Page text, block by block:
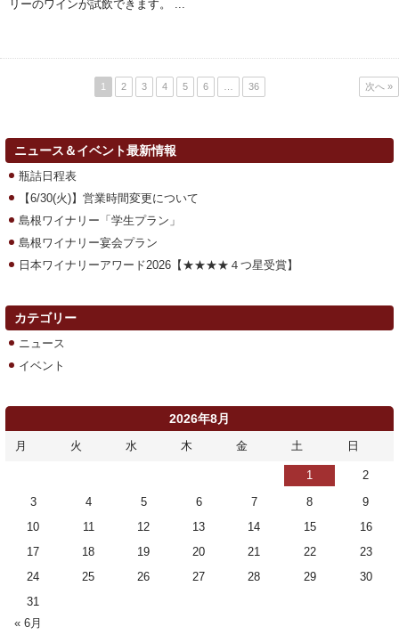
リーのワインが試飲できます。 ...
1 2 3 4 5 6 36 次へ »
ニュース＆イベント最新情報
瓶詰日程表
【6/30(火)】営業時間変更について
島根ワイナリー「学生プラン」
島根ワイナリー宴会プラン
日本ワイナリーアワード2026【★★★★４つ星受賞】
カテゴリー
ニュース
イベント
2026年8月
月 火 水 木 金 土 日
« 6月
1
2
3
4 5 6 7 8
9
10
11 12 13 14 15
16
17
18 19 20 21 22
23
24
25 26 27 28 29
30
31